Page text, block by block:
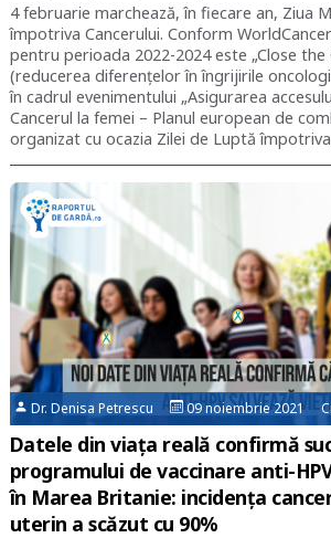
4 februarie marchează, în fiecare an, Ziua
împotriva Cancerului. Conform
pentru perioada 2022-2024 este „Close the
(reducerea diferențelor în îngrijirile
în cadrul evenimentului „Asigurarea
Cancerul la femei – Planul european de
organizat cu ocazia Zilei de Luptă
Dr. Denisa Petrescu 09 noiembrie 2021
Datele din viața reală confirmă
programului de vaccinare anti-
în Marea Britanie: incidența
uterin a scăzut cu 90%